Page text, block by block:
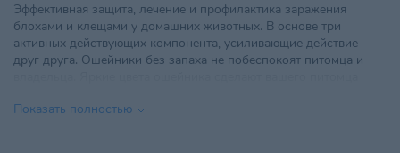
Импортер в РБ
Минск,ул. Машиностроителей,
д.31, пом. 10
Линейка бренда Дана Ультра
Поставщик
Эффективная защита, лечение и профилактика заражения
блохами и клещами у домашних животных. В основе три
активных действующих компонента, усиливающие действие
друг друга. Ошейники без запаха не побеспокоят питомца и
Показать полностью